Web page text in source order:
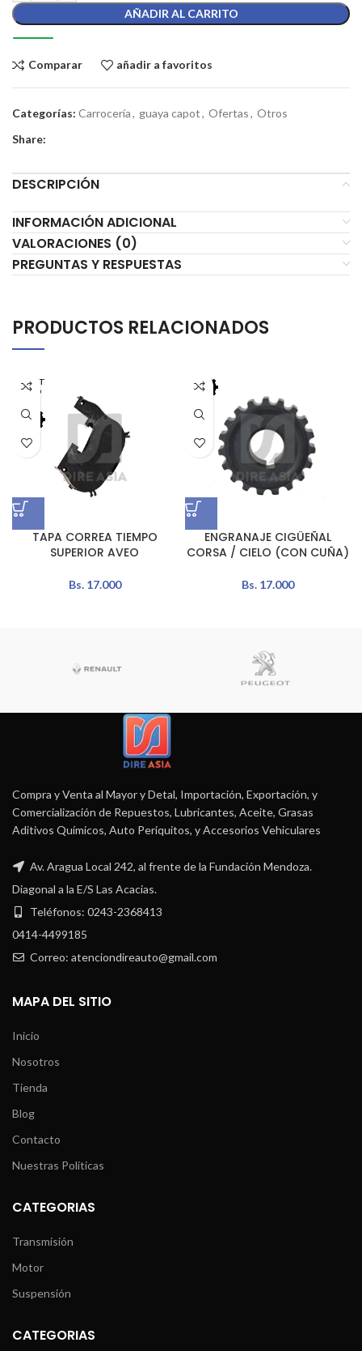
AÑADIR AL CARRITO
Comparar añadir a favoritos
Categorías: Carrocería, guaya capot, Ofertas, Otros
Share:
DESCRIPCIÓN
INFORMACIÓN ADICIONAL
VALORACIONES (0)
PREGUNTAS Y RESPUESTAS
PRODUCTOS RELACIONADOS
AGOT
ADO
TAPA CORREA TIEMPO
SUPERIOR AVEO
Bs.17.000
ENGRANAJE CIGÜEÑAL
CORSA / CIELO (CON CUÑA)
Bs.17.000
Compra y Venta al Mayor y Detal, Importación, Exportación, y
Comercialización de Repuestos, Lubricantes, Aceite, Grasas
Aditivos Químicos, Auto Periquitos, y Accesorios Vehiculares
Av. Aragua Local 242, al frente de la Fundación Mendoza.
Diagonal a la E/S Las Acacias.
Teléfonos: 0243-2368413
0414-4499185
Correo: atenciondireauto@gmail.com
MAPA DEL SITIO
Inicio
Nosotros
Tienda
Blog
Contacto
Nuestras Políticas
CATEGORIAS
Transmisión
Motor
Suspensión
CATEGORIAS